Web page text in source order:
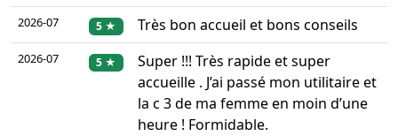
2026-07 5 ★ Très bon accueil et bons conseils
2026-07 5 ★
Super !!! Très rapide et super
accueille . J’ai passé mon utilitaire et
la c 3 de ma femme en moin d’une
heure ! Formidable.